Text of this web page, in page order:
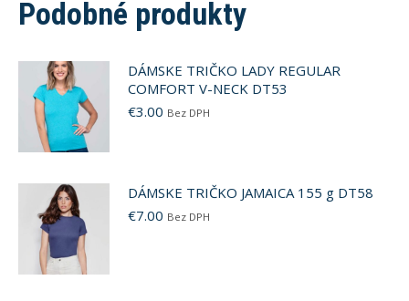
Podobné produkty
DÁMSKE TRIČKO LADY REGULAR
COMFORT V-NECK DT53
€3.00 Bez DPH
DÁMSKE TRIČKO JAMAICA 155 g DT58
€7.00 Bez DPH